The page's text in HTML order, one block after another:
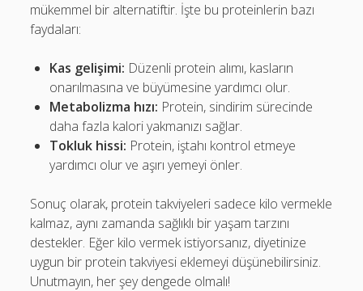
mükemmel bir alternatiftir. İşte bu proteinlerin bazı
faydaları:
Kas gelişimi: Düzenli protein alımı, kasların
onarılmasına ve büyümesine yardımcı olur.
Metabolizma hızı: Protein, sindirim sürecinde
daha fazla kalori yakmanızı sağlar.
Tokluk hissi: Protein, iştahı kontrol etmeye
yardımcı olur ve aşırı yemeyi önler.
Sonuç olarak, protein takviyeleri sadece kilo vermekle
kalmaz, aynı zamanda sağlıklı bir yaşam tarzını
destekler. Eğer kilo vermek istiyorsanız, diyetinize
uygun bir protein takviyesi eklemeyi düşünebilirsiniz.
Unutmayın, her şey dengede olmalı!